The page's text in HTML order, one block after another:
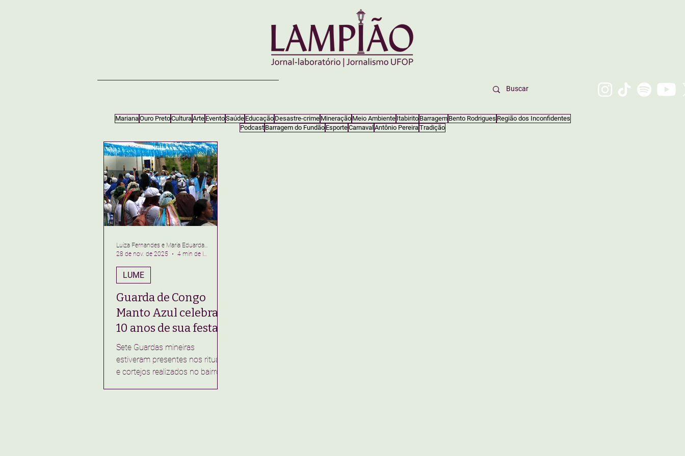
Guarda de Congo
Manto Azul celebra
10 anos de sua festa
de reinado
Sete Guardas mineiras
estiveram presentes nos rituais
e cortejos realizados no bairro
LUME
Luiza Fernandes e Maria Eduarda de Lima
28 de nov. de 2025
MarianaOuro PretoCulturaArte EventoSaúde Educação Desastre-crime Mineração Meio Ambiente Itabirito Barragem Bento Rodrigues Região dos Inconfidentes
Podcast Barragem do Fundão EsporteCarnaval Antônio PereiraTradição